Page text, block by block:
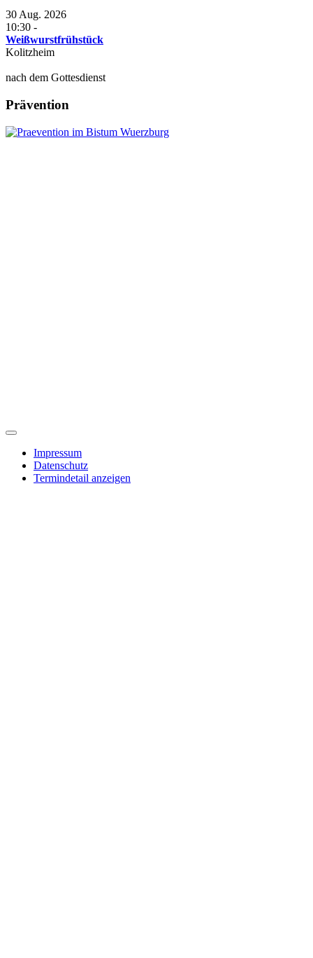
30 Aug. 2026
10:30 -
Weißwurstfrühstück
Kolitzheim
nach dem Gottesdienst
Prävention
Impressum
Datenschutz
Termindetail anzeigen